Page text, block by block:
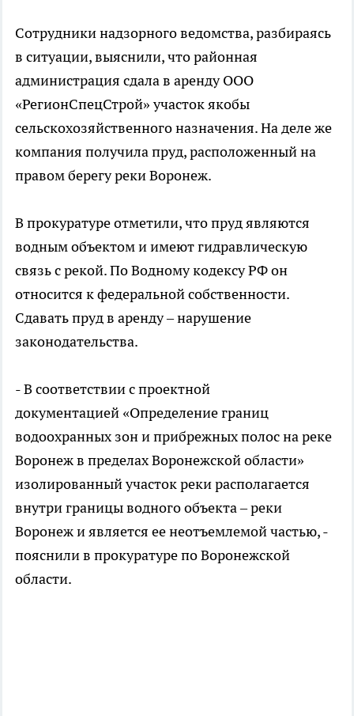
Сотрудники надзорного ведомства, разбираясь
в ситуации, выяснили, что районная
администрация сдала в аренду ООО
«РегионСпецСтрой» участок якобы
сельскохозяйственного назначения. На деле же
компания получила пруд, расположенный на
правом берегу реки Воронеж.
В прокуратуре отметили, что пруд являются
водным объектом и имеют гидравлическую
связь с рекой. По Водному кодексу РФ он
относится к федеральной собственности.
Сдавать пруд в аренду – нарушение
законодательства.
- В соответствии с проектной
документацией «Определение границ
водоохранных зон и прибрежных полос на реке
Воронеж в пределах Воронежской области»
изолированный участок реки располагается
внутри границы водного объекта – реки
Воронеж и является ее неотъемлемой частью, -
пояснили в прокуратуре по Воронежской
области.